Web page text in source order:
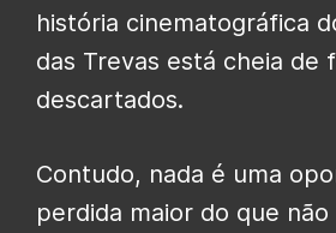
história cinematográfica
das Trevas está cheia de
descartados.
Contudo, nada é uma
perdida maior do que